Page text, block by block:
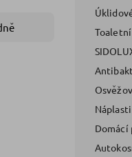
Náplasti
Domácí